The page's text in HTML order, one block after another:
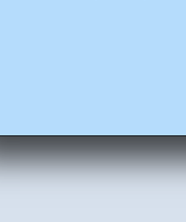
+ MONTURE À PARTIR